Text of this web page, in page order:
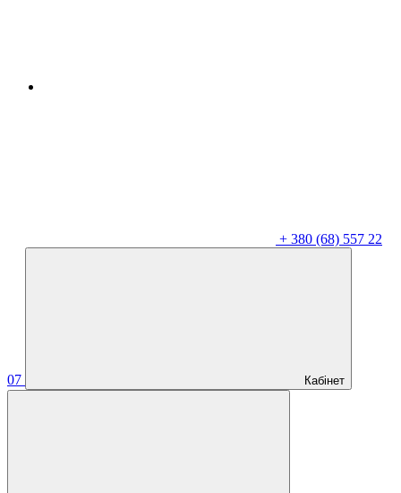
+ 380 (68) 557 22
07 Кабінет